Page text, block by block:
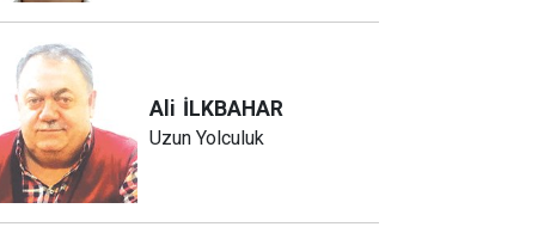
Ali İLKBAHAR
Uzun Yolculuk